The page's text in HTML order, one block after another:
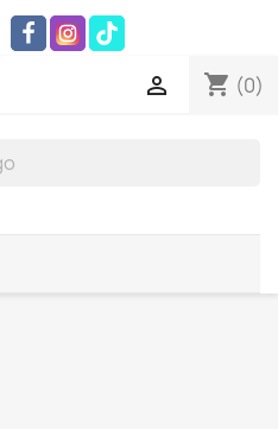
shopping_cart (0)
